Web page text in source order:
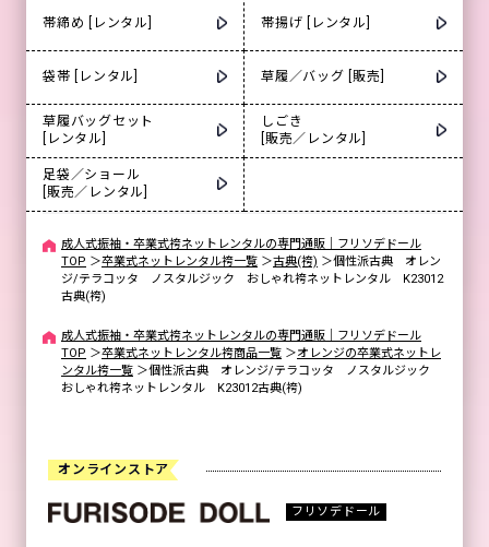
帯締め [レンタル] 帯揚げ [レンタル]
袋帯 [レンタル] 草履／バッグ [販売]
草履バッグセット
[レンタル]
しごき
[販売／レンタル]
足袋／ショール
[販売／レンタル]
成人式振袖・卒業式袴ネットレンタルの専門通販｜フリソデドール
TOP ＞卒業式ネットレンタル袴一覧 ＞古典(袴) ＞個性派古典 オレン
ジ/テラコッタ ノスタルジック おしゃれ袴ネットレンタル K23012
古典(袴)
成人式振袖・卒業式袴ネットレンタルの専門通販｜フリソデドール
TOP ＞卒業式ネットレンタル袴商品一覧 ＞オレンジの卒業式ネットレ
ンタル袴一覧 ＞個性派古典 オレンジ/テラコッタ ノスタルジック
おしゃれ袴ネットレンタル K23012古典(袴)
オンラインストア
フリソデドール